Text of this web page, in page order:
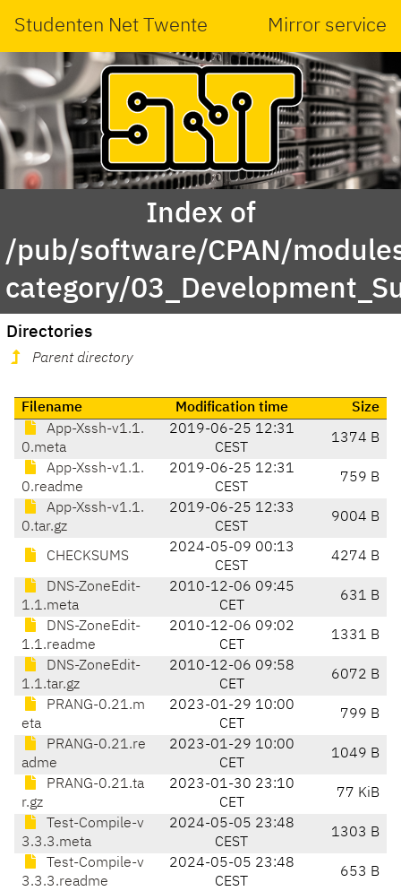
Studenten Net Twente Mirror service
Index of
/pub/software/CPAN/
category/
Directories
Parent directory
Filename Modification time
Size
App-Xssh-v1.1.
0.meta
2019-06-25 12:31
CEST
1374 B
App-Xssh-v1.1.
0.readme
2019-06-25 12:31
CEST
759 B
App-Xssh-v1.1.
0.tar.gz
2019-06-25 12:33
CEST
9004 B
CHECKSUMS
2024-05-09 00:13
CEST
4274 B
DNS-ZoneEdit-
1.1.meta
2010-12-06 09:45
CET
631 B
DNS-ZoneEdit-
1.1.readme
2010-12-06 09:02
CET
1331 B
DNS-ZoneEdit-
1.1.tar.gz
2010-12-06 09:58
CET
6072 B
PRANG-0.21.m
eta
2023-01-29 10:00
CET
799 B
PRANG-0.21.re
adme
2023-01-29 10:00
CET
1049 B
PRANG-0.21.ta
r.gz
2023-01-30 23:10
CET
77 KiB
Test-Compile-v
3.3.3.meta
2024-05-05 23:48
CEST
1303 B
Test-Compile-v
3.3.3.readme
2024-05-05 23:48
CEST
653 B